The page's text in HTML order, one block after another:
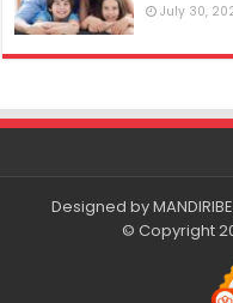
July 30,
Designed by
© Copyright